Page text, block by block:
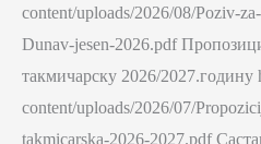
content/uploads/2026/08/Poziv-
Dunav-jesen-2026.pdf
такмичарску 2026/2027.годину
content/uploads/2026/07/
takmicarska-2026-2027.pdf